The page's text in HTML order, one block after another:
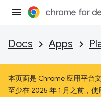
Docs Apps
本页面是 Chrome 应用平台
至少在 2025 年 1 月之前，